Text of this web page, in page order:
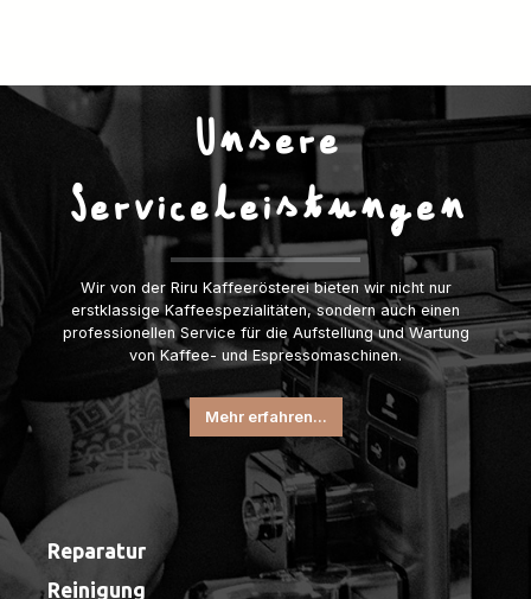
Unsere
Serviceleistungen
Wir von der Riru Kaffeerösterei bieten wir nicht nur
erstklassige Kaffeespezialitäten, sondern auch einen
professionellen Service für die Aufstellung und Wartung
von Kaffee- und Espressomaschinen.
Mehr erfahren...
Reparatur
Reinigung